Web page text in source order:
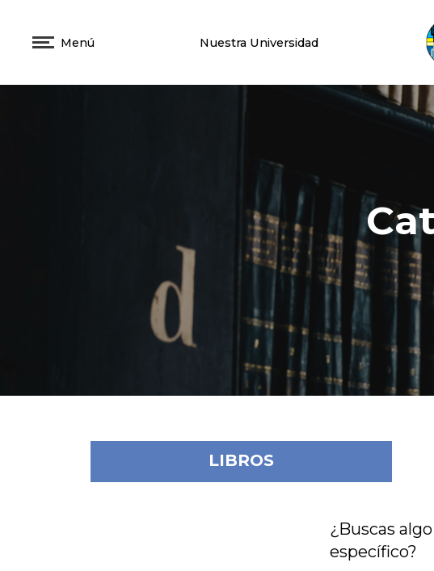
Menú Nuestra Universidad
LIBROS
¿Buscas
específico?